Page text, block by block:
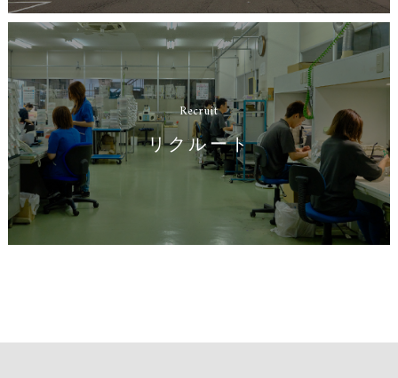
Recruit
リクルート